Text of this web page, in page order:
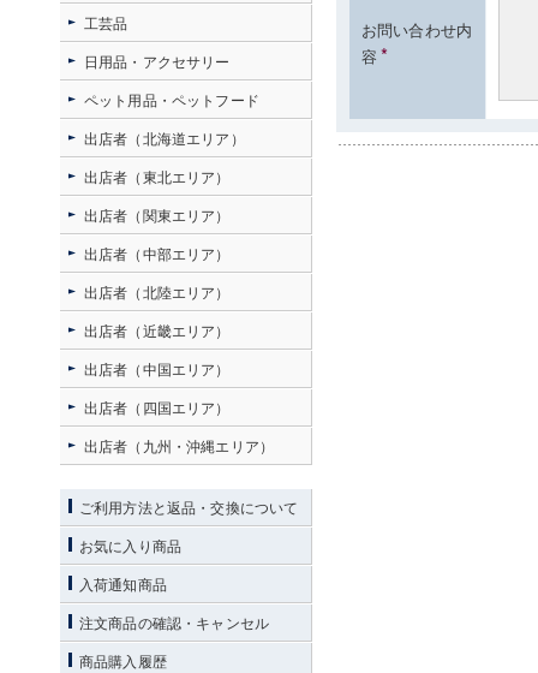
お問い合わせ内
容 *
工芸品
日用品・アクセサリー
ペット用品・ペットフード
出店者（北海道エリア）
出店者（東北エリア）
出店者（関東エリア）
出店者（中部エリア）
出店者（北陸エリア）
出店者（近畿エリア）
出店者（中国エリア）
出店者（四国エリア）
出店者（九州・沖縄エリア）
ご利用方法と返品・交換について
お気に入り商品
入荷通知商品
注文商品の確認・キャンセル
商品購入履歴